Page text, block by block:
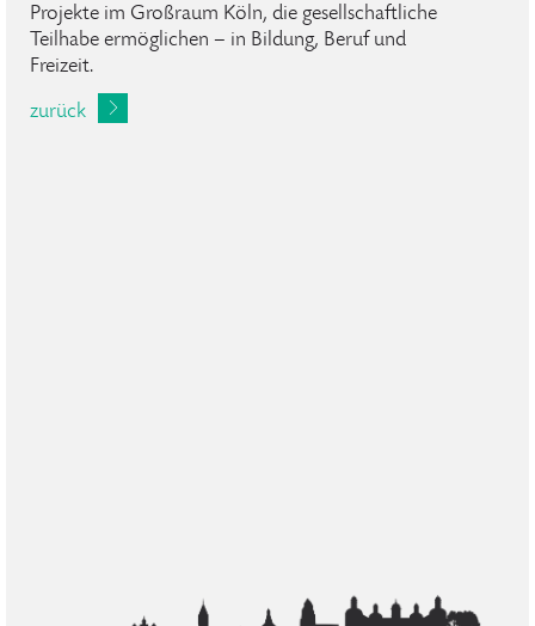
Projekte im Großraum Köln, die gesellschaftliche
Teilhabe ermöglichen – in Bildung, Beruf und
Freizeit.
zurück